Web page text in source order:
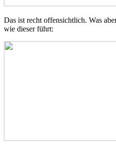
Das ist recht offensichtlich. Was
wie dieser führt: